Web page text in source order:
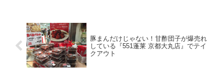
豚まんだけじゃない！甘酢団子が爆売れ
している『551蓬莱 京都大丸店』でテイ
クアウト